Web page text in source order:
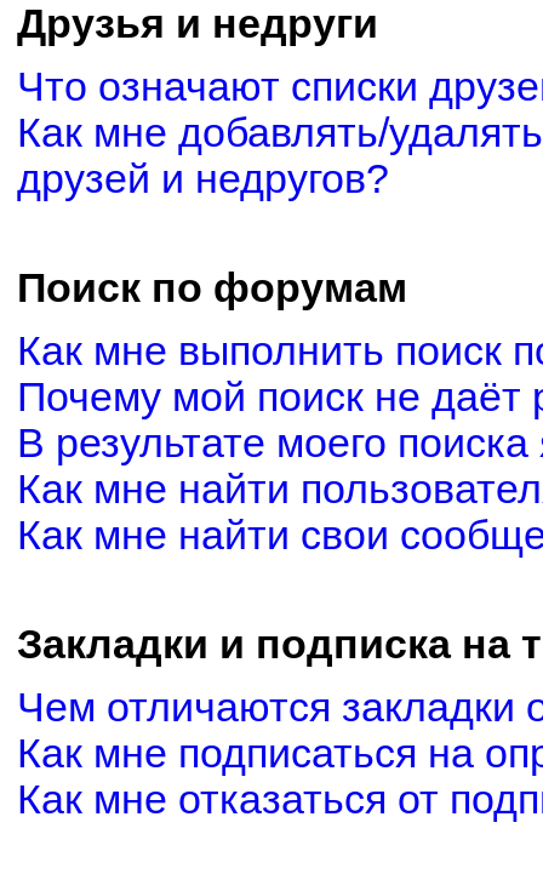
Друзья и недруги
Что означают списки
Как мне добавлять/
друзей и недругов?
Поиск по форумам
Как мне выполнить поиск
Почему мой поиск не даёт
В результате моего
Как мне найти
Как мне найти свои
Закладки и подписка на
Чем отличаются закладки
Как мне подписаться на
Как мне отказаться от